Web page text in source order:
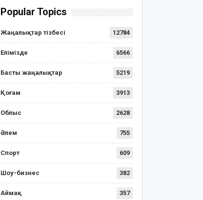
Popular Topics
Жаңалықтар тізбесі 12784
Елімізде 6566
Басты жаңалықтар 5219
Қоғам 3913
Облыс 2628
Әлем 755
Спорт 609
Шоу-бизнес 382
Аймақ 357